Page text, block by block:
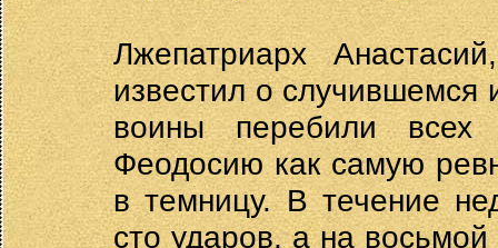
Лжепатриарх
известил о случившемся
воины перебили всех
Феодосию как самую
в темницу. В течение
сто ударов, а на